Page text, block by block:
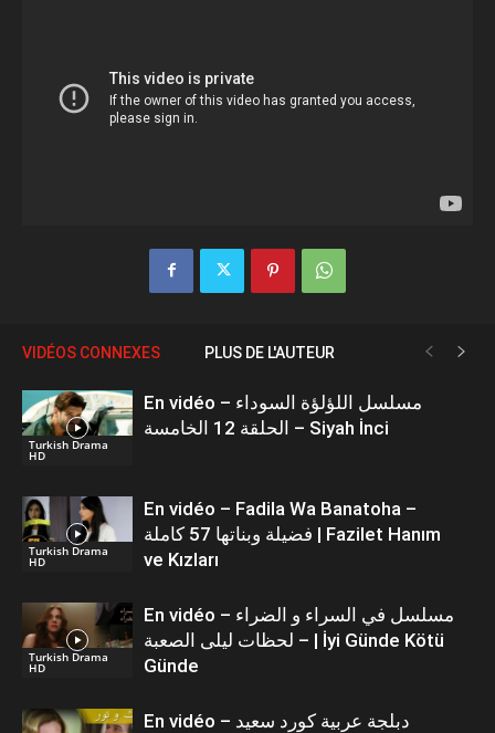
VIDÉOS CONNEXES PLUS DE L'AUTEUR
Turkish Drama
HD
En vidéo – مسلسل اللؤلؤة السوداء
الحلقة 12 الخامسة – Siyah İnci
Turkish Drama
HD
En vidéo – Fadila Wa Banatoha –
فضيلة وبناتها 57 كاملة | Fazilet Hanım
ve Kızları
Turkish Drama
HD
En vidéo – مسلسل في السراء و الضراء
– لحظات ليلى الصعبة | İyi Günde Kötü
Günde
En vidéo – دبلجة عربية كورد سعيد